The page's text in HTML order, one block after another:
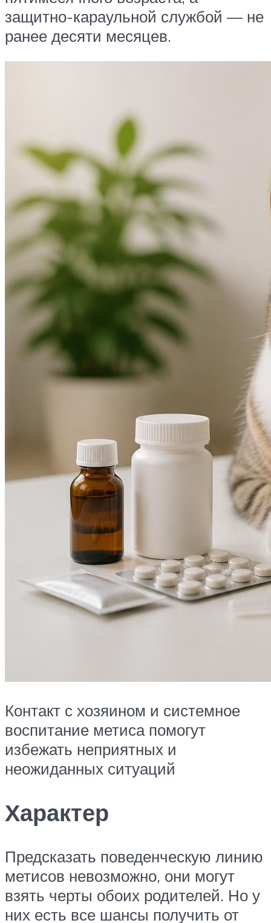
защитно-караульной службой — не
ранее десяти месяцев.
Контакт с хозяином и системное
воспитание метиса помогут
избежать неприятных и
неожиданных ситуаций
Характер
Предсказать поведенческую линию
метисов невозможно, они могут
взять черты обоих родителей. Но у
них есть все шансы получить от